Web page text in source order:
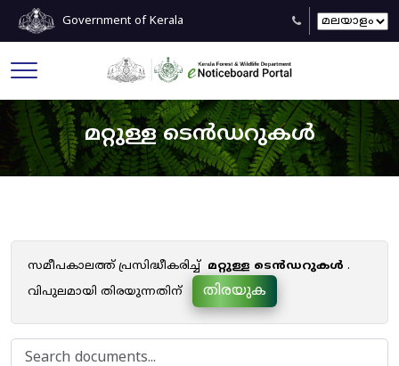
Government of Kerala
മറ്റുള്ള ടെൻഡറുകൾ
സമീപകാലത്ത് പ്രസിദ്ധീകരിച്ച് മറ്റുള്ള ടെൻഡറുകൾ .
വിപുലമായി തിരയുന്നതിന്
തിരയുക